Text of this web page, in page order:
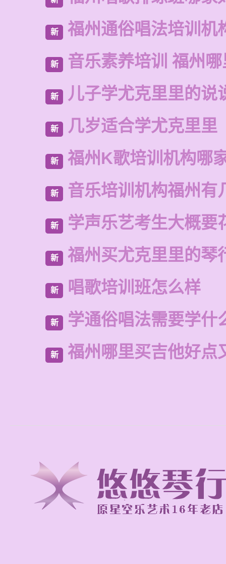
新 福州通俗唱法培训机
新 音乐素养培训 福州
新 儿子学尤克里里的说
新 几岁适合学尤克里里
新 福州K歌培训机构哪
新 音乐培训机构福州有
新 学声乐艺考生大概要
新 福州买尤克里里的琴
新 唱歌培训班怎么样
新 学通俗唱法需要学什
新 福州哪里买吉他好点